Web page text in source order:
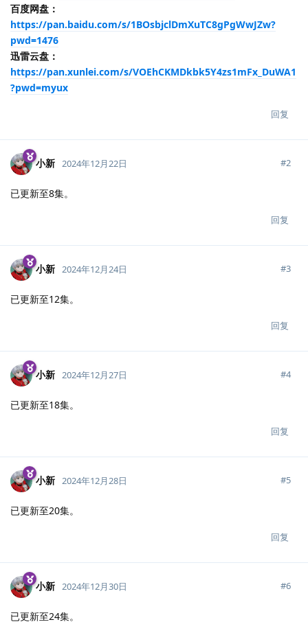
百度网盘：
https://pan.baidu.com/s/1BOsbjclDmXuTC8gPgWwJZw?
pwd=1476
迅雷云盘：
https://pan.xunlei.com/s/VOEhCKMDkbk5Y4zs1mFx_DuWA1
?pwd=myux
回复
小新 2024年12月22日 #2
已更新至8集。
回复
小新 2024年12月24日 #3
已更新至12集。
回复
小新 2024年12月27日 #4
已更新至18集。
回复
小新 2024年12月28日 #5
已更新至20集。
回复
小新 2024年12月30日 #6
已更新至24集。